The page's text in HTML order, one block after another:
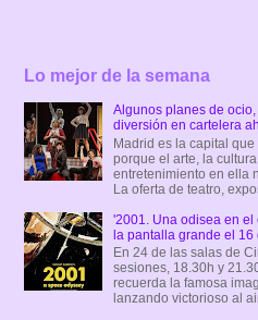
Lo mejor de la semana
Algunos planes de
diversión en cartelera
Madrid es la capital que
porque el arte, la
entretenimiento en ella
La oferta de teatro,
'2001. Una odisea en el
la pantalla grande el 16
En 24 de las salas de
sesiones, 18.30h y
recuerda la famosa
lanzando victorioso al